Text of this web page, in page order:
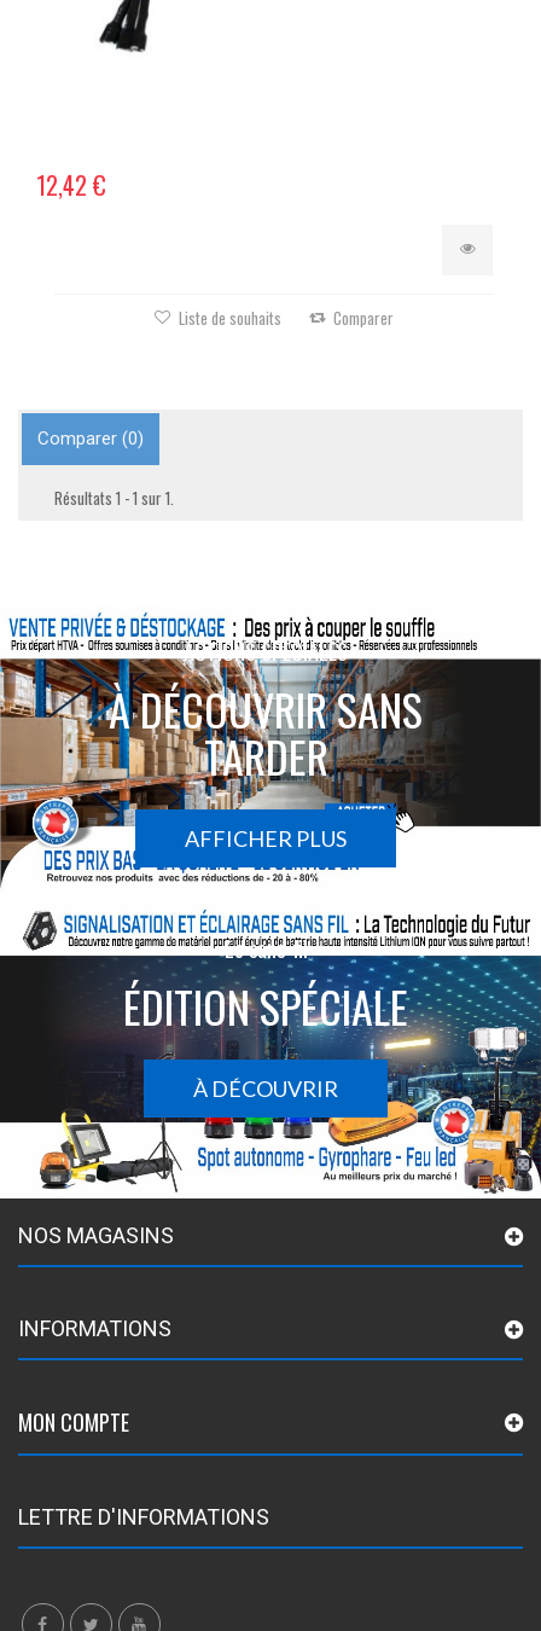
12,42 €
Liste de souhaits Comparer
Comparer (0)
Résultats 1 - 1 sur 1.
ACTIONS SPÉCIALES
À DÉCOUVRIR SANS
TARDER
AFFICHER PLUS
Le sans-fil
ÉDITION SPÉCIALE
À DÉCOUVRIR
NOS MAGASINS
INFORMATIONS
MON COMPTE
LETTRE D'INFORMATIONS